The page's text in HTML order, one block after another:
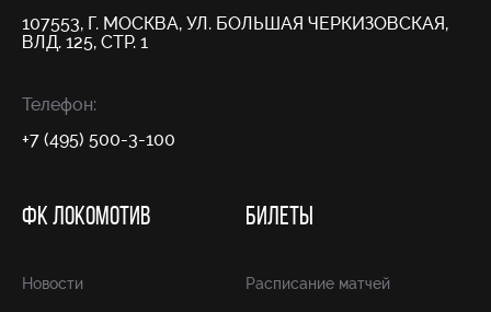
107553, Г. МОСКВА, УЛ. БОЛЬШАЯ ЧЕРКИЗОВСКАЯ,
ВЛД. 125, СТР. 1
Телефон:
+7 (495) 500-3-100
ФК ЛОКОМОТИВ
Новости
БИЛЕТЫ
Расписание матчей